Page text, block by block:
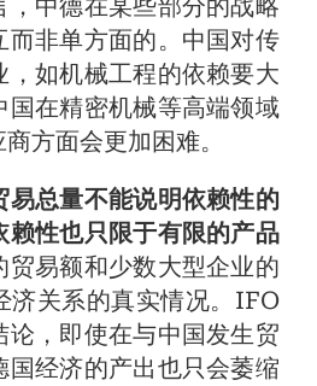
，中德在某些部分的战略
而非单方面的。中国对传
，如机械工程的依赖要大
国在精密机械等高端领域
方面会更加困难。
易总量不能说明依赖性的
赖性也只限于有限的产品
贸易额和少数大型企业的
济关系的真实情况。IFO
论，即使在与中国发生贸
国经济的产出也只会萎缩